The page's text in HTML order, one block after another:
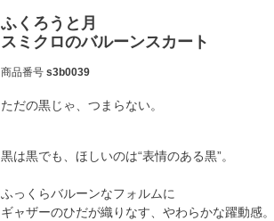
ふくろうと月
スミクロのバルーンスカート
商品番号 s3b0039
ただの黒じゃ、つまらない。
黒は黒でも、ほしいのは“表情のある黒”。
ふっくらバルーンなフォルムに
ギャザーのひだが織りなす、やわらかな躍動感。